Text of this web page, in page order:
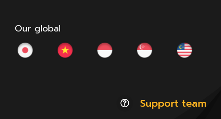
Our global
Support team